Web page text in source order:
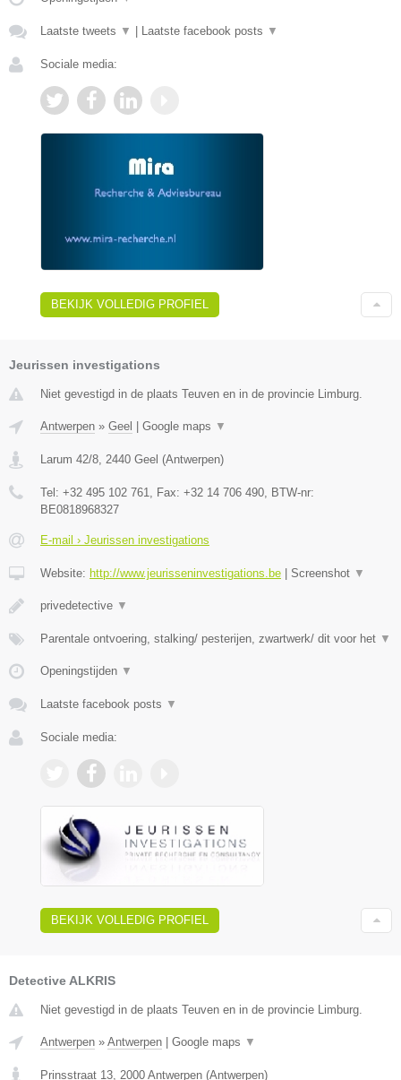
Laatste tweets ▼ Laatste facebook posts ▼
Sociale media:
BEKIJK VOLLEDIG PROFIEL
Jeurissen investigations
Niet gevestigd in de plaats Teuven en in de provincie Limburg.
Antwerpen » Geel | Google maps ▼
Larum 42/8 2440 Geel (Antwerpen)
Tel: +32 495 102 761 , Fax: +32 14 706 490 , BTW-nr:
BE0818968327
E-mail › Jeurissen investigations
Website: http://www.jeurisseninvestigations.be | Screenshot ▼
privedetective ▼
Parentale ontvoering, stalking/ pesterijen, zwartwerk/ dit voor het ▼
Openingstijden ▼
Laatste facebook posts ▼
Sociale media:
BEKIJK VOLLEDIG PROFIEL
Detective ALKRIS
Niet gevestigd in de plaats Teuven en in de provincie Limburg.
Antwerpen » Antwerpen Google maps ▼
Prinsstraat 13 2000 Antwerpen (Antwerpen)